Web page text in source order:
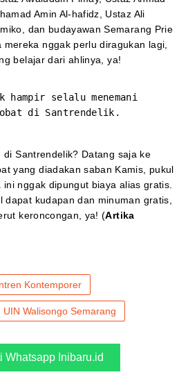
Amin Al-hafidz, Ustaz Ali
dan budayawan Semarang Prie
nggak perlu diragukan lagi,
belajar dari ahlinya, ya!
selalu menemani
di Santrendelik.
di Santrendelik? Datang saja ke
yang diadakan saban Kamis, pukul
ini nggak dipungut biaya alias gratis.
dapat kudapan dan minuman gratis,
keroncongan, ya! (Artika
Kontemporer
UIN Walisongo Semarang
Whatsapp Inibaru.id